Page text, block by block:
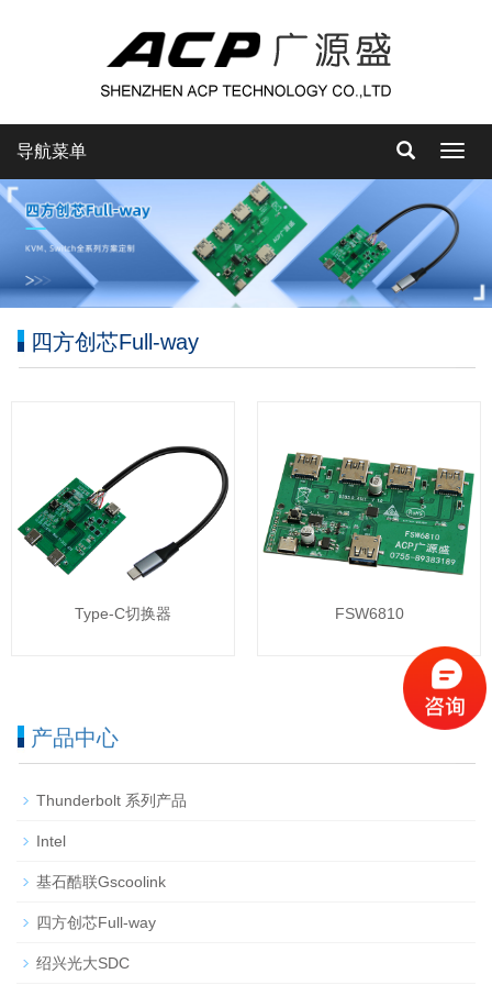
导
菜
单
导航菜单
四方创芯Full-way
Type-C切换器 FSW6810
产品中心
Thunderbolt 系列产品
Intel
基石酷联Gscoolink
四方创芯Full-way
绍兴光大SDC